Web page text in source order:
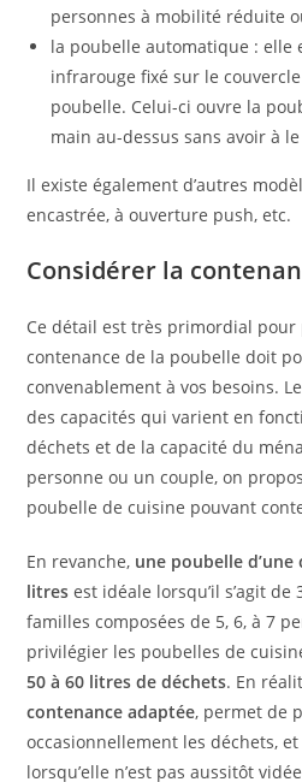
personnes à mobilité réduite
la poubelle automatique : elle
infrarouge fixé sur le
poubelle. Celui-ci ouvre la
main au-dessus sans avoir à
Il existe également d’autres
encastrée, à ouverture push, etc.
Considérer la
Ce détail est très primordial pour
contenance de la poubelle doit
convenablement à vos besoins.
des capacités qui varient en
déchets et de la capacité du
personne ou un couple, on
poubelle de cuisine pouvant
En revanche, une poubelle d’une
litres est idéale lorsqu’il s’agit de
familles composées de 5, 6, à 7
privilégier les poubelles de
50 à 60 litres de déchets. En
contenance adaptée, permet de
occasionnellement les déchets,
lorsqu’elle n’est pas aussitôt